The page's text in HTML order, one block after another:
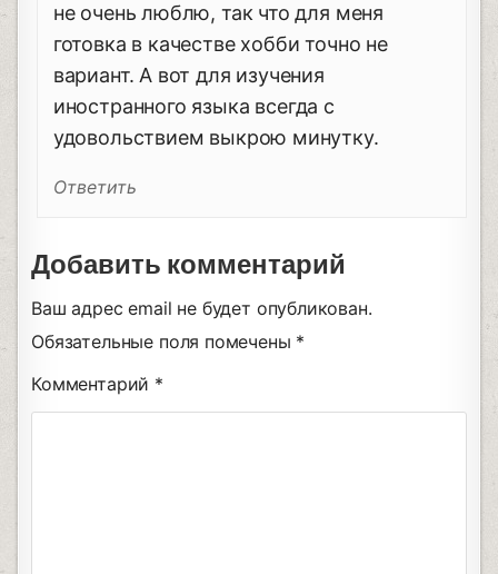
не очень люблю, так что для меня
готовка в качестве хобби точно не
вариант. А вот для изучения
иностранного языка всегда с
удовольствием выкрою минутку.
Ответить
Добавить комментарий
Ваш адрес email не будет опубликован.
Обязательные поля помечены *
Комментарий *